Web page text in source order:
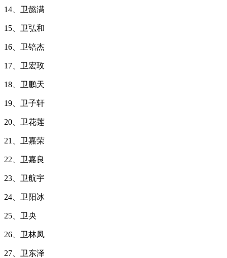
14、卫懿满
15、卫弘和
16、卫锫杰
17、卫宏玫
18、卫鹏天
19、卫子轩
20、卫花莲
21、卫嘉荣
22、卫嘉良
23、卫航宇
24、卫阳冰
25、卫央
26、卫林凤
27、卫东泽